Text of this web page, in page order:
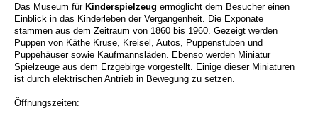
Das Museum für Kinderspielzeug ermöglicht dem Besucher einen
Einblick in das Kinderleben der Vergangenheit. Die Exponate
stammen aus dem Zeitraum von 1860 bis 1960. Gezeigt werden
Puppen von Käthe Kruse, Kreisel, Autos, Puppenstuben und
Puppehäuser sowie Kaufmannsläden. Ebenso werden Miniatur
Spielzeuge aus dem Erzgebirge vorgestellt. Einige dieser Miniaturen
ist durch elektrischen Antrieb in Bewegung zu setzen.
Öffnungszeiten: